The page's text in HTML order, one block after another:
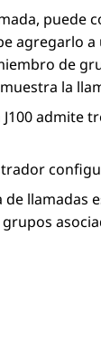
agregarlo
de
la
admite
llamadas